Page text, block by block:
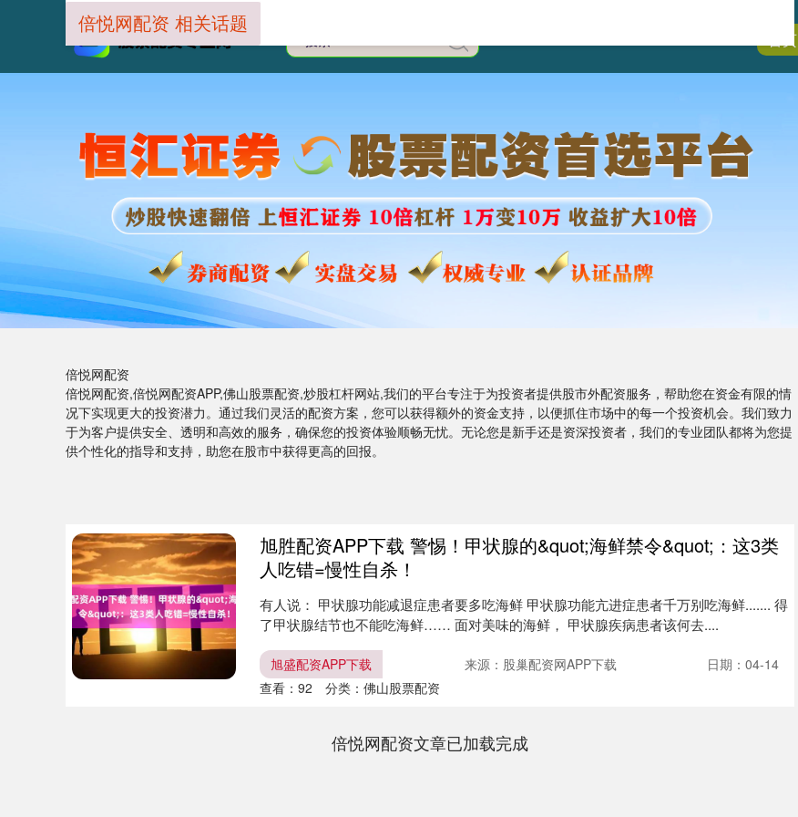
首页
倍悦网配资
倍悦网配资,倍悦网配资APP,佛山股票配资,炒股杠杆网站,我们的平台专注于为投资者提供股市外配资服务，帮助您在资金有限的情
况下实现更大的投资潜力。通过我们灵活的配资方案，您可以获得额外的资金支持，以便抓住市场中的每一个投资机会。我们致力
于为客户提供安全、透明和高效的服务，确保您的投资体验顺畅无忧。无论您是新手还是资深投资者，我们的专业团队都将为您提
供个性化的指导和支持，助您在股市中获得更高的回报。
倍悦网配资 相关话题
旭胜配资APP下载 警惕！甲状腺的&quot;海鲜禁令&quot;：这3类
人吃错=慢性自杀！
有人说： 甲状腺功能减退症患者要多吃海鲜 甲状腺功能亢进症患者千万别吃海鲜....... 得
了甲状腺结节也不能吃海鲜…… 面对美味的海鲜， 甲状腺疾病患者该何去....
旭盛配资APP下载 来源：股巢配资网APP下载
日期：04-14
查看： 92 分类： 佛山股票配资
倍悦网配资文章已加载完成